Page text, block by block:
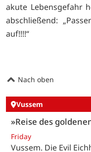
akute Lebensgefahr
abschließend:
auf!!!!“
Nach oben
Vussem
»Reise des
Friday
Vussem. Die Evil